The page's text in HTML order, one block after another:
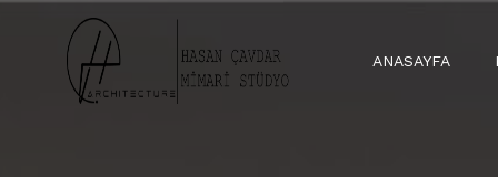
ANASAYFA